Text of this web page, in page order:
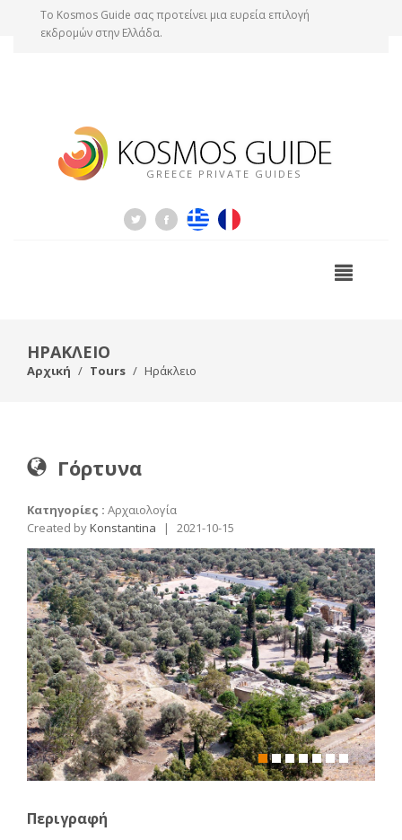
Tο Kosmos Guide σας προτείνει μια ευρεία επιλογή
εκδρομών στην Ελλάδα.
GREECE PRIVATE GUIDES
ΗΡΑΚΛΕΙΟ
Αρχική Tours Ηράκλειο
Γόρτυνα
Κατηγορίες : Αρχαιολογία
Created byKonstantina | 2021-10-15
Περιγραφή